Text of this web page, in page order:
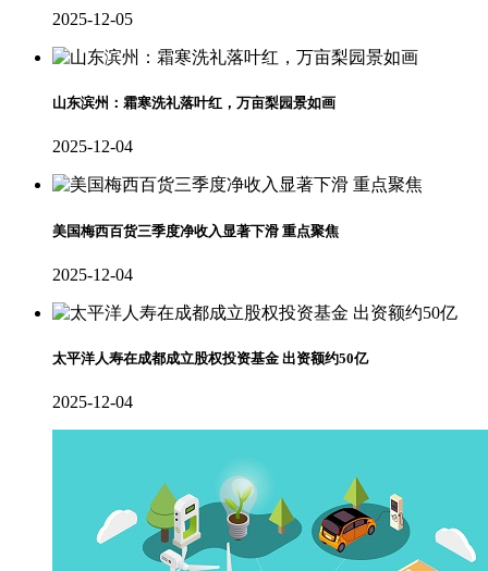
2025-12-05
山东滨州：霜寒洗礼落叶红，万亩梨园景如画
2025-12-04
美国梅西百货三季度净收入显著下滑 重点聚焦
2025-12-04
太平洋人寿在成都成立股权投资基金 出资额约50亿
2025-12-04